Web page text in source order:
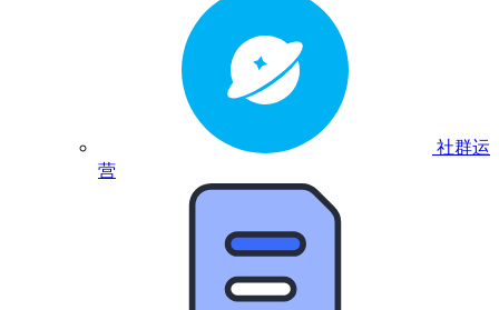
社群运
营